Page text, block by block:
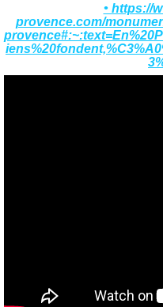
• https://
provence.com/